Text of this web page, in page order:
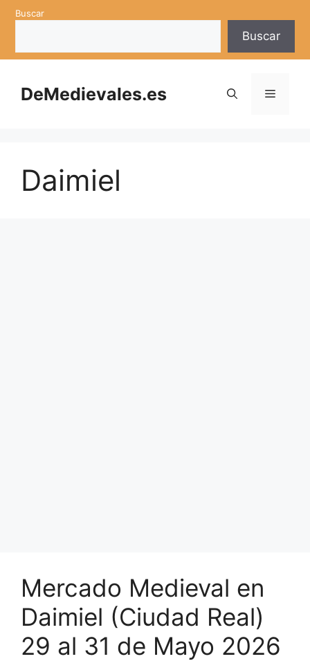
SaltarBuscar
Buscar
DeMedievales.es Menú
Daimiel
Mercado Medieval en
Daimiel (Ciudad Real)
29 al 31 de Mayo 2026